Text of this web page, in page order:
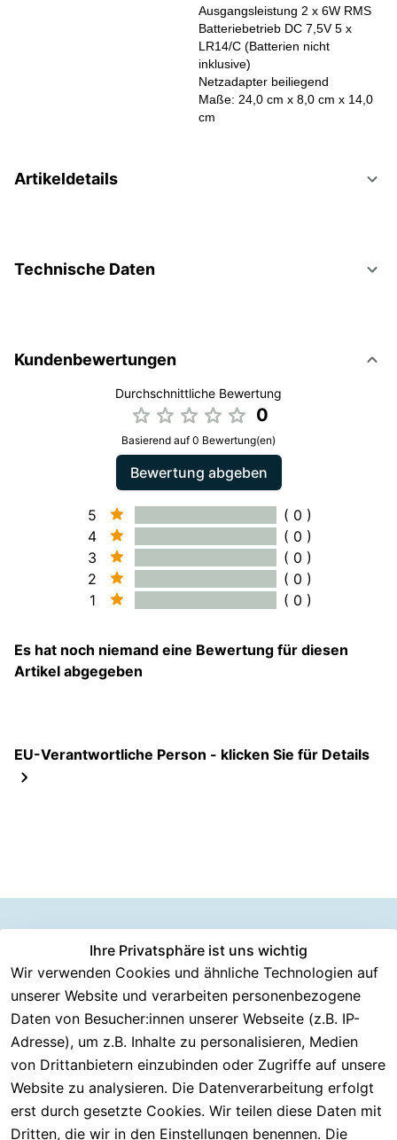
Ausgangsleistung 2 x 6W RMS
Batteriebetrieb DC 7,5V 5 x
LR14/C (Batterien nicht
inklusive)
Netzadapter beiliegend
Maße: 24,0 cm x 8,0 cm x 14,0
cm
Artikeldetails
Technische Daten
Kundenbewertungen
Durchschnittliche Bewertung
0
Basierend auf 0 Bewertung(en)
Bewertung abgeben
5
( 0 )
4
( 0 )
3
( 0 )
2
( 0 )
1
( 0 )
Es hat noch niemand eine Bewertung für diesen
Artikel abgegeben
EU-Verantwortliche Person - klicken Sie für Details
Ihre Privatsphäre ist uns wichtig
Wir verwenden Cookies und ähnliche Technologien auf
unserer Website und verarbeiten personenbezogene
Daten von Besucher:innen unserer Webseite (z.B. IP-
Adresse), um z.B. Inhalte zu personalisieren, Medien
von Drittanbietern einzubinden oder Zugriffe auf unsere
Website zu analysieren. Die Datenverarbeitung erfolgt
erst durch gesetzte Cookies. Wir teilen diese Daten mit
Dritten, die wir in den Einstellungen benennen. Die
Rechtliches
AGB
Impressum
Datenschutzer
klärung
Barrierefreiheit
Widerrufsrech
Kundenserv
ice
Häufige
Fragen
Kontakt
Registrieren
Serviceverspr
echen
Information
en
Über CMK
Versand
Batterieentsor
gung
Eektrogeräte-
Entsorgung
Versanddie
nstleister
DHL
DPD